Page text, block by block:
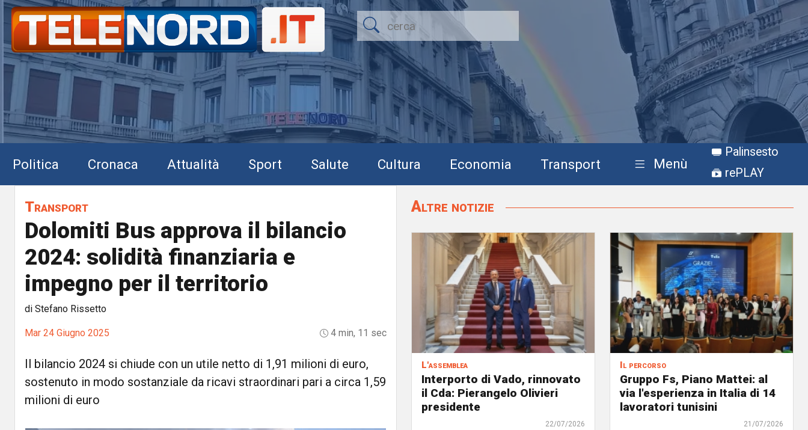
Politica Cronaca Attualità Sport Salute Cultura Economia Transport Menù
Palinsesto
rePLAY
Transport
Dolomiti Bus approva il bilancio
2024: solidità finanziaria e
impegno per il territorio
di Stefano Rissetto
Mar 24 Giugno 2025 4 min, 11 sec
Il bilancio 2024 si chiude con un utile netto di 1,91 milioni di euro,
sostenuto in modo sostanziale da ricavi straordinari pari a circa 1,59
milioni di euro
Altre notizie
L'assemblea
Interporto di Vado, rinnovato
il Cda: Pierangelo Olivieri
presidente
22/07/2026
Il percorso
Gruppo Fs, Piano Mattei: al
via l'esperienza in Italia di 14
lavoratori tunisini
21/07/2026